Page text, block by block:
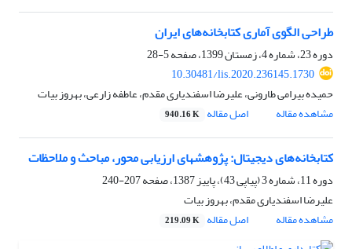
طراحی الگوی آماری کتابخانه‌های ایران
دوره 23، شماره 4، زمستان 1399، صفحه
5-28
10.30481/lis.2020.236145.1730
حمیده بیرامی طارونی، علیرضا اسفندیاری مقدم، عاطفه زارعی، بهروز بیات
مشاهده مقاله
اصل مقاله 940.16 K
کتابخانه‌های دیجیتال: پژوهشهای ارزیابی محور، مباحث و ملاحظات
دوره 11، شماره 3 (پیاپی 43)، پاییز 1387، صفحه
207-240
علیرضا اسفندیاری مقدم، بهروز بیات
مشاهده مقاله
اصل مقاله 219.09 K